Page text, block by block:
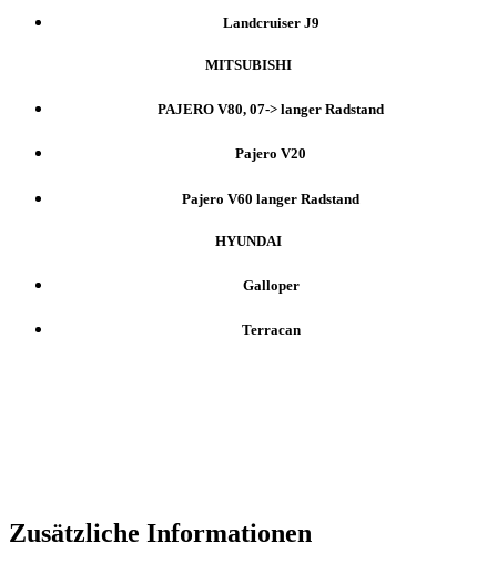
Landcruiser J9
MITSUBISHI
PAJERO V80, 07-> langer Radstand
Pajero V20
Pajero V60 langer Radstand
HYUNDAI
Galloper
Terracan
Zusätzliche Informationen